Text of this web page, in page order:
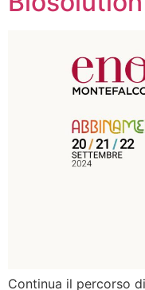
Continua il percorso